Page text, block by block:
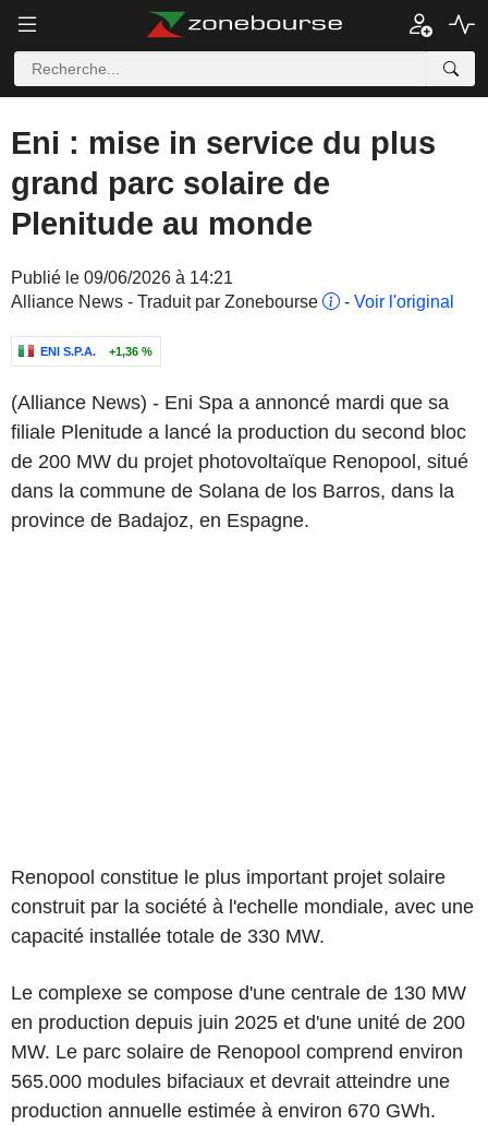
Eni : mise in service du plus
grand parc solaire de
Plenitude au monde
Publié le 09/06/2026 à 14:21
Alliance News - Traduit par Zonebourse
- Voir l'original
ENI S.P.A. +1,36 %
(Alliance News) - Eni Spa a annoncé mardi que sa
filiale Plenitude a lancé la production du second bloc
de 200 MW du projet photovoltaïque Renopool, situé
dans la commune de Solana de los Barros, dans la
province de Badajoz, en Espagne.
Renopool constitue le plus important projet solaire
construit par la société à l'echelle mondiale, avec une
capacité installée totale de 330 MW.
Le complexe se compose d'une centrale de 130 MW
en production depuis juin 2025 et d'une unité de 200
MW. Le parc solaire de Renopool comprend environ
565.000 modules bifaciaux et devrait atteindre une
production annuelle estimée à environ 670 GWh.